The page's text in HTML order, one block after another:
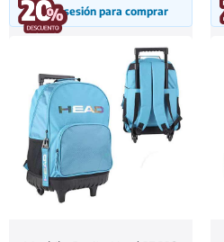
Inicia sesión para comprar